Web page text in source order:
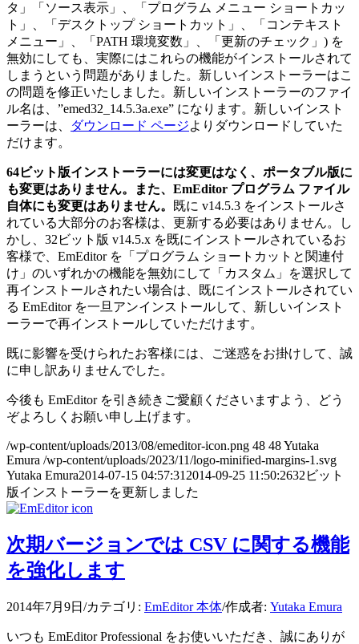
タ」「ソース表示」、「プログラム メニュー ショートカッ
ト」、「デスクトップ ショートカット」、「コンテキスト
メニュー」、「PATH 環境変数」、「更新のチェック」) を
無効にしても、実際にはこれらの機能がインストールされて
しまうという問題がありました。新しいインストーラーはこ
の問題を修正いたしました。新しいインストーラーのファイ
ル名は、”emed32_14.5.3a.exe” になります。新しいインスト
ーラーは、
ダウンロード ページよりダウンロードしていた
だけます。
64ビット版インストーラーには変更はなく、ポータブル版に
も変更はありません。また、EmEditor プログラム ファイル
自体にも変更はありません。
既に v14.5.3 をインストールさ
れている大部分のお客様は、更新する必要はありません。し
かし、32ビット版 v14.5.x を既にインストールされているお
客様で、EmEditor を「プログラム ショートカットと関連付
け」のいずれかの機能を無効にして「カスタム」を選択して
再インストールされたい場合は、既にインストールされてい
る EmEditor を一旦アンインストールして、新しいインスト
ーラーで再インストールしていただけます。
既に影響を受けられたお客様には、ご迷惑をお掛けして、誠
に申し訳ありませんでした。
今後も EmEditor を引き続きご愛顧くださいますよう、どう
ぞよろしくお願い申し上げます。
/wp-content/uploads/2013/08/emeditor-icon.png 48 48Yutaka
Emura /wp-content/uploads/2023/11/logo-minified-margins-1.svg
Yutaka Emura2014-07-15 04:57:31 2014-09-25 11:50:2632ビット
版インストーラーを更新しました
次期バージョンでは CSV に関する機能
を強化します
2014年7月9日 /カテゴリ: EmEditor 本体/作成者: Yutaka Emura
いつも EmEditor Professional をお使いいただき、誠にありが